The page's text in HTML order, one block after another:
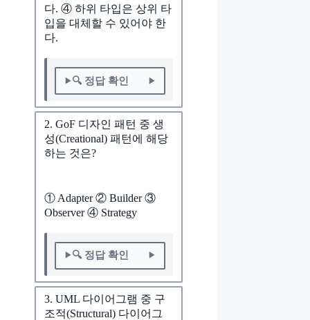
다. ④ 하위 타입은 상위 타
입을 대체할 수 있어야 한
다.
🔍 정답 확인
2. GoF 디자인 패턴 중 생
성(Creational) 패턴에 해당
하는 것은?
① Adapter ② Builder ③
Observer ④ Strategy
🔍 정답 확인
3. UML 다이어그램 중 구
조적(Structural) 다이어그